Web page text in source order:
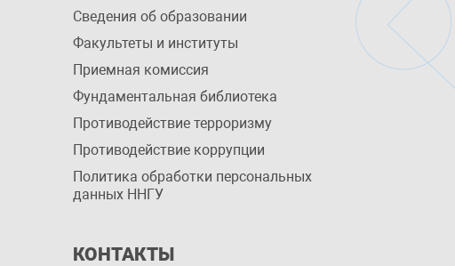
Сведения об образовании
Факультеты и институты
Приемная комиссия
Фундаментальная библиотека
Противодействие терроризму
Противодействие коррупции
Политика обработки персональных
данных ННГУ
КОНТАКТЫ